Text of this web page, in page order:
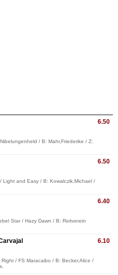
6.50
/ B: Mahr,Friederike / Z:
6.50
Light and Easy / B: Kowalczik,Michael /
6.40
Star / Hazy Dawn / B: Reitverein
6.10
/ FS Maracaibo / B: Becker,Alice /